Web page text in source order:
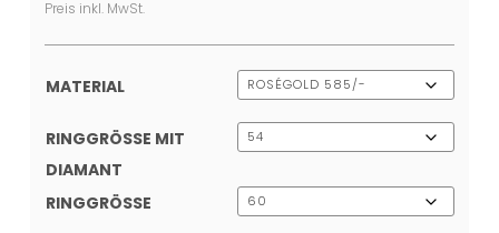
Preis inkl. MwSt.
MATERIAL
RINGGRÖSSE MIT D
IAMANT
RINGGRÖSSE